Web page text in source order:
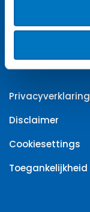
Privacyverklaring
Disclaimer
Cookiesettings
Toegankelijkheid